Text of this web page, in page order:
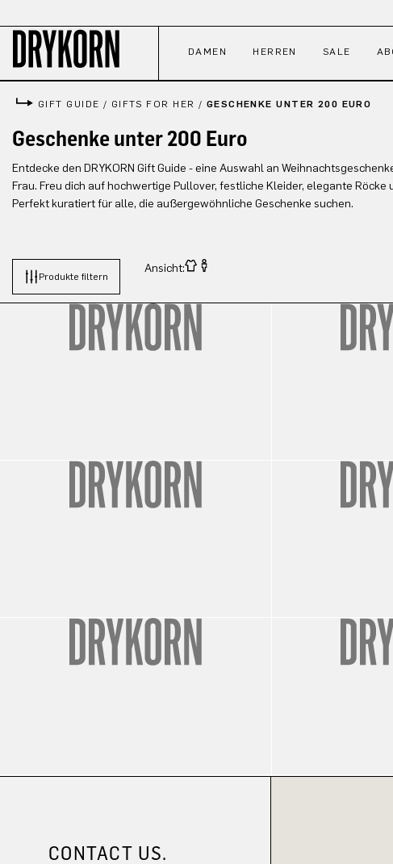
DAMEN HERREN SALE
GIFT GUIDE / GIFTS FOR HER / GESCHENKE UNTER 200 EURO
Geschenke unter 200 Euro
Entdecke den DRYKORN Gift Guide - eine Auswahl an
Frau. Freu dich auf hochwertige Pullover, festliche Kleider, elegante Röcke
Perfekt kuratiert für alle, die außergewöhnliche Geschenke suchen.
Produkte filtern
Ansicht:
CONTACT US.